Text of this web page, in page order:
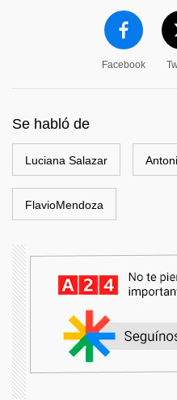
Facebook
Se habló de
Luciana Salazar
FlavioMendoza